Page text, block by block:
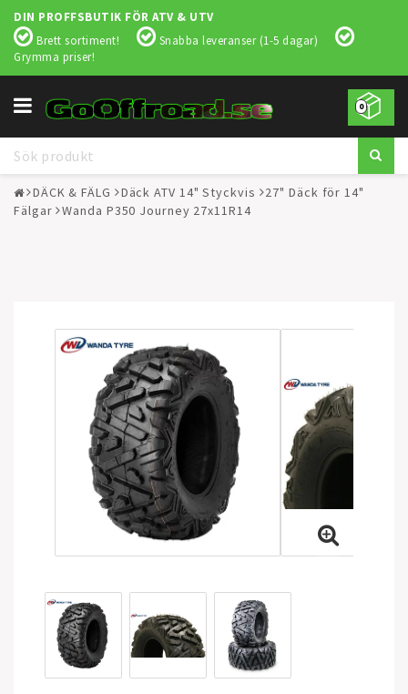
DIN PROFFSBUTIK FÖR ATV & UTV
Brett sortiment!
Snabba leveranser (1-5 dagar)
Grymma priser!
0
Toggle
navigation
DÄCK & FÄLG Däck ATV 14" Styckvis
27" Däck för 14"
Fälgar
Wanda P350 Journey 27x11R14